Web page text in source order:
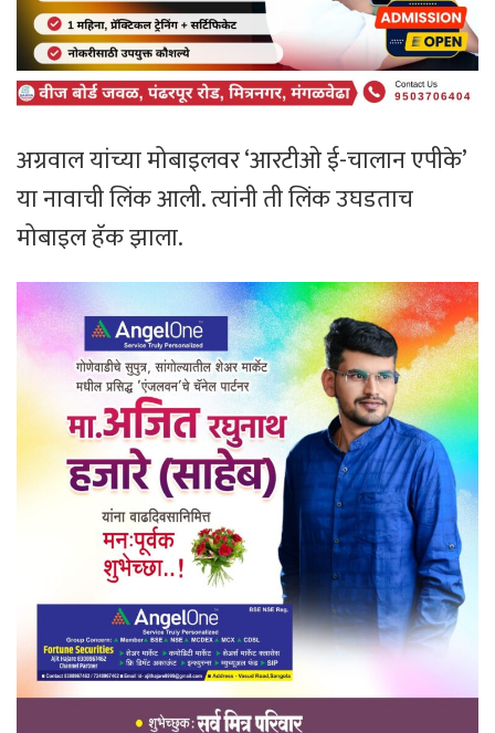
अग्रवाल यांच्या मोबाइलवर ‘आरटीओ ई-चालान एपीके’
या नावाची लिंक आली. त्यांनी ती लिंक उघडताच
मोबाइल हॅक झाला.